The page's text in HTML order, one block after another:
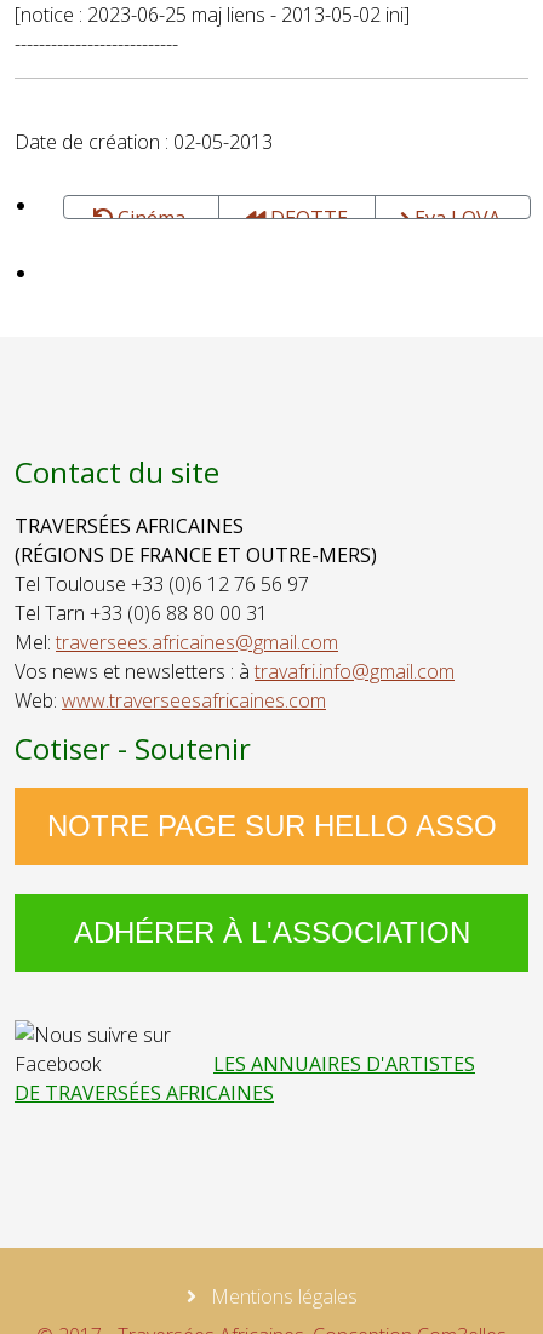
[notice : 2023-06-25 maj liens - 2013-05-02 ini]
---------------------------
Date de création : 02-05-2013
Cinéma,
DEOTTE
Eva LOVA,
Contact du site
TRAVERSÉES AFRICAINES
(RÉGIONS DE FRANCE ET OUTRE-MERS)
Tel Toulouse +33 (0)6 12 76 56 97
Tel Tarn +33 (0)6 88 80 00 31
Mel: traversees.africaines@gmail.com
Vos news et newsletters : à travafri.info@gmail.com
Web: www.traverseesafricaines.com
Cotiser - Soutenir
NOTRE PAGE SUR HELLO ASSO
ADHÉRER À L'ASSOCIATION
LES ANNUAIRES D'ARTISTES
DE TRAVERSÉES AFRICAINES
Mentions légales